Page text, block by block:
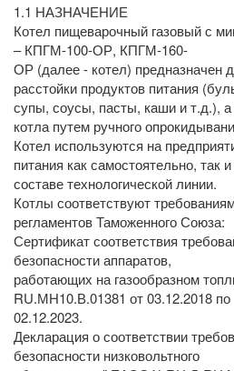
1.1 НАЗНАЧЕНИЕ
Котел пищеварочный газовый с
– КПГМ-100-ОР, КПГМ-160-
ОР (далее - котел) предназначен
расстойки продуктов питания
супы, соусы, пасты, каши и т.д.), а
котла путем ручного
Котел используются на
питания как самостоятельно, так
составе технологической линии.
Котлы соответствуют
регламентов Таможенного Союза:
Сертификат соответствия
безопасности аппаратов,
работающих на газообразном
RU.МН10.В.01381 от 03.12.2018 по
02.12.2023.
Декларация о соответствии
безопасности низковольтного